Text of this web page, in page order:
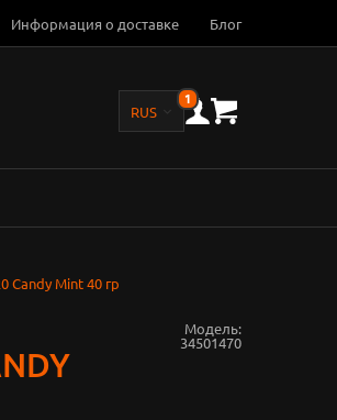
Информация о доставке Блог
1
Candy Mint 40 гр
Модель:
34501470